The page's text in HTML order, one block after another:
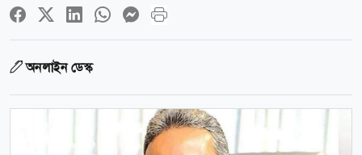
অনলাইন ডেস্ক